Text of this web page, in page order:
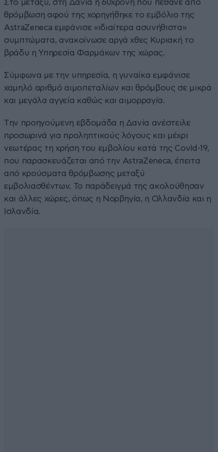
Στο μεταξύ, στη Δανία η 60χρονη που πέθανε από
θρόμβωση αφού της χορηγήθηκε το εμβόλιο της
AstraZeneca εμφάνισε «ιδιαίτερα ασυνήθιστα»
συμπτώματα, ανακοίνωσε αργά χθες Κυριακή το
βράδυ η Υπηρεσία Φαρμάκων της χώρας.
Σύμφωνα με την υπηρεσία, η γυναίκα εμφάνισε
χαμηλό αριθμό αιμοπεταλίων και θρόμβους σε μικρά
και μεγάλα αγγεία καθώς και αιμορραγία.
Tην προηγούμενη εβδομάδα η Δανία ανέστειλε
προσωρινά για προληπτικούς λόγους και μέχρι
νεωτέρας τη χρήση του εμβολίου κατά της Covid-19,
που παρασκευάζεται από την AstraZeneca, έπειτα
από κρούσματα θρόμβωσης μεταξύ
εμβολιασθέντων. Το παράδειγμά της ακολούθησαν
και άλλες χώρες, όπως η Νορβηγία, η Ολλανδία και η
Ισλανδία.